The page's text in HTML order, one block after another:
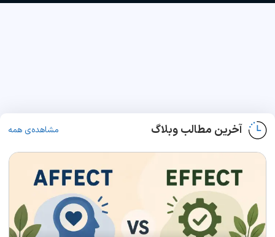
آخرین مطالب وبلاگ مشاهده‌ی همه